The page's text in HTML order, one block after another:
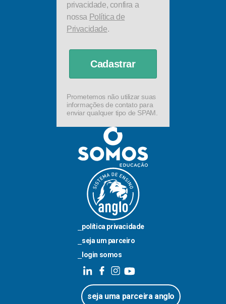
seja uma parceira anglo
privacidade, confira a
nossa Política de
Privacidade.
Cadastrar
Prometemos não utilizar suas
informações de contato para
enviar qualquer tipo de SPAM.
política privacidade
seja um parceiro
login somos